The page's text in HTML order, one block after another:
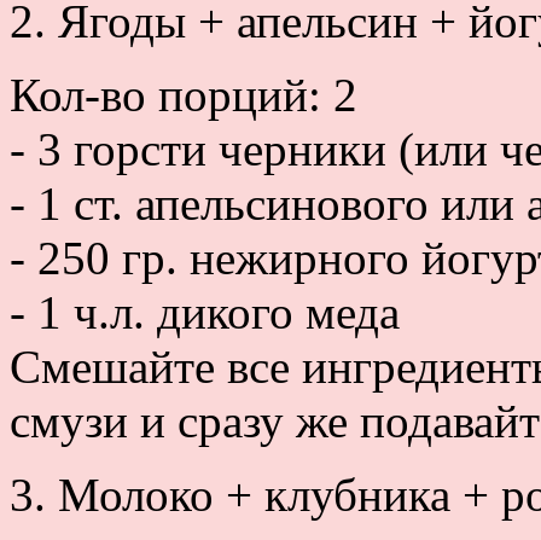
2. Ягоды + апельсин +
Кол-во порций: 2
- 3 горсти черники (или
- 1 ст. апельсинового или
- 250 гр. нежирного
- 1 ч.л. дикого меда
Смешайте все
смузи и сразу же
3. Молоко + клубника +